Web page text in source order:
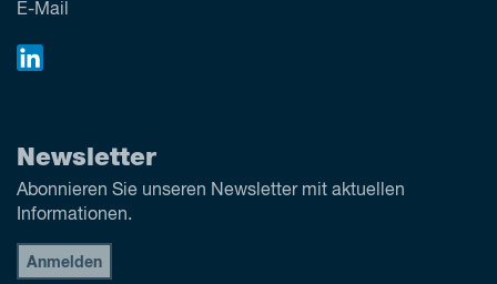
E-Mail
Newsletter
Abonnieren Sie unseren Newsletter mit aktuellen
Informationen.
Anmelden